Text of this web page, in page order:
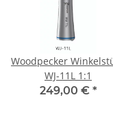
Woodpecker
WJ-11L 1:1
249,00 € *